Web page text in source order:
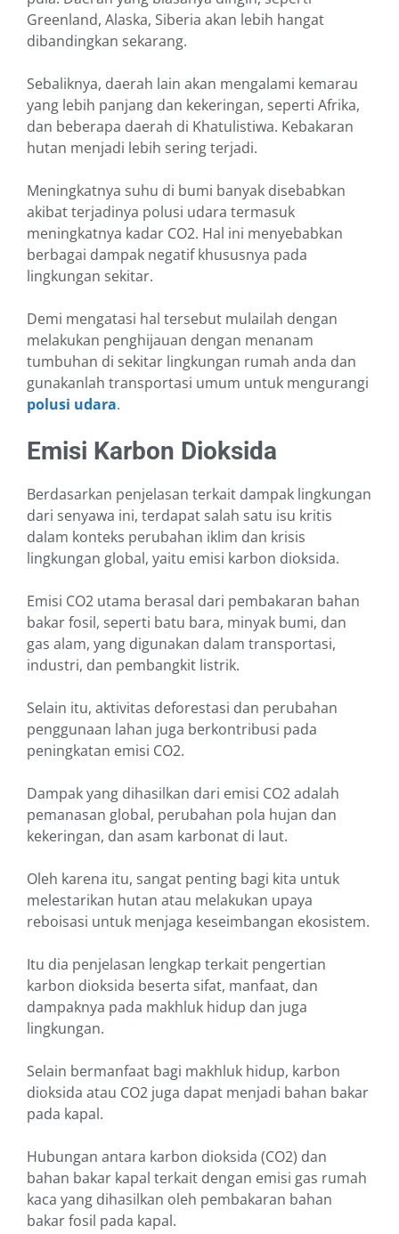
Greenland, Alaska, Siberia akan lebih hangat
dibandingkan sekarang.
Sebaliknya, daerah lain akan mengalami kemarau
yang lebih panjang dan kekeringan, seperti Afrika,
dan beberapa daerah di Khatulistiwa. Kebakaran
hutan menjadi lebih sering terjadi.
Meningkatnya suhu di bumi banyak disebabkan
akibat terjadinya polusi udara termasuk
meningkatnya kadar CO2. Hal ini menyebabkan
berbagai dampak negatif khususnya pada
lingkungan sekitar.
Demi mengatasi hal tersebut mulailah dengan
melakukan penghijauan dengan menanam
tumbuhan di sekitar lingkungan rumah anda dan
gunakanlah transportasi umum untuk mengurangi
polusi udara.
Emisi Karbon Dioksida
Berdasarkan penjelasan terkait dampak lingkungan
dari senyawa ini, terdapat salah satu isu kritis
dalam konteks perubahan iklim dan krisis
lingkungan global, yaitu emisi karbon dioksida.
Emisi CO2 utama berasal dari pembakaran bahan
bakar fosil, seperti batu bara, minyak bumi, dan
gas alam, yang digunakan dalam transportasi,
industri, dan pembangkit listrik.
Selain itu, aktivitas deforestasi dan perubahan
penggunaan lahan juga berkontribusi pada
peningkatan emisi CO2.
Dampak yang dihasilkan dari emisi CO2 adalah
pemanasan global, perubahan pola hujan dan
kekeringan, dan asam karbonat di laut.
Oleh karena itu, sangat penting bagi kita untuk
melestarikan hutan atau melakukan upaya
reboisasi untuk menjaga keseimbangan ekosistem.
Itu dia penjelasan lengkap terkait pengertian
karbon dioksida beserta sifat, manfaat, dan
dampaknya pada makhluk hidup dan juga
lingkungan.
Selain bermanfaat bagi makhluk hidup, karbon
dioksida atau CO2 juga dapat menjadi bahan bakar
pada kapal.
Hubungan antara karbon dioksida (CO2) dan
bahan bakar kapal terkait dengan emisi gas rumah
kaca yang dihasilkan oleh pembakaran bahan
bakar fosil pada kapal.